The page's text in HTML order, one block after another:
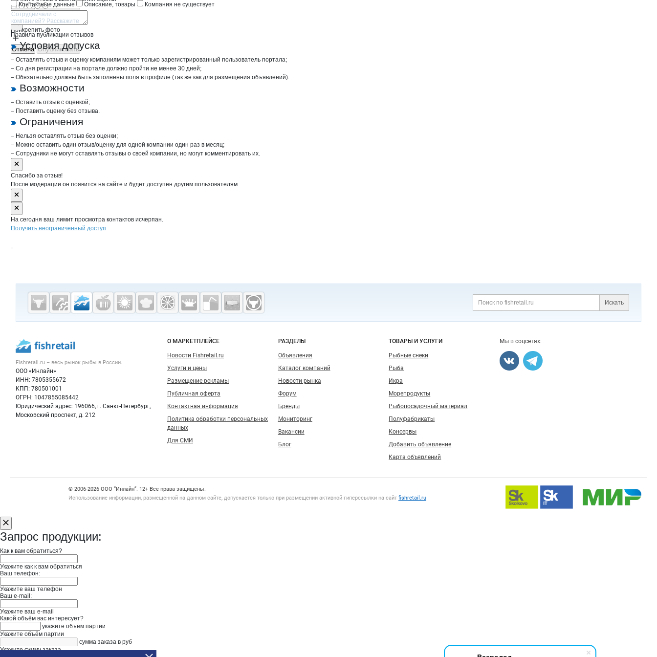
Прикрепить фото
Отмена Опубликовать
Контактные данные
Описание, товары Компания не существует
Отмена Опубликовать
Правила публикации отзывов
Условия допуска
– Оставлять отзыв и оценку компаниям может только зарегистрированный пользователь портала;
– Со дня регистрации на портале должно пройти не менее 30 дней;
– Обязательно должны быть заполнены поля в профиле (так же как для размещения объявлений).
Возможности
– Оставить отзыв с оценкой;
– Поставить оценку без отзыва.
Ограничения
– Нельзя оставлять отзыв без оценки;
– Можно оставить один отзыв/оценку для одной компании один раз в месяц;
– Сотрудники не могут оставлять отзывы о своей компании, но могут комментировать их.
Спасибо за отзыв!
После модерации он появится на сайте и будет доступен другим пользователям.
На сегодня ваш лимит просмотра контактов исчерпан.
Получить неограниченный доступ
Дополнительная информация
Искать
Cсылки на полезные проекты
Fishretail.ru —
рыба,
Важные разделы и контакты
Fishretail.ru – весь рынок рыбы в России.
ООО «Инлайн»
ИНН: 7805355672
КПП: 780501001
ОГРН: 1047855085442
Юридический адрес: 196066, г. Санкт-Петербург,
Московский проспект, д. 212
Навигация по сайту
О МАРКЕТПЛЕЙСЕ
Новости Fishretail.ru
Услуги и цены
Размещение рекламы
Публичная оферта
Контактная информация
Политика обработки персональных
данных
Для СМИ
РАЗДЕЛЫ
Объявления
Каталог компаний
Новости рынка
Форум
Бренды
Мониторинг
Вакансии
Блог
ТОВАРЫ И УСЛУГИ
Рыбные снеки
Рыба
Икра
Морепродукты
Рыбопосадочный материал
Полуфабрикаты
Консервы
Добавить объявление
Карта объявлений
Мы в соцсетях:
Счетчики, авторское право, логотипы
© 2006‑2026 ООО “Инлайн”. 12+ Все права защищены.
Использование информации, размещенной на данном сайте, допускается только при размещении активной гиперссылки на сайт fishretail.ru
Запрос продукции:
Как к вам обратиться?
Укажите как к вам обратиться
Ваш телефон:
Укажите ваш телефон
Ваш e-mail:
Укажите ваш e-mail
Какой объём вас интересует?
укажите объём партии
Укажите объём партии
сумма заказа в руб
Укажите сумму заказа